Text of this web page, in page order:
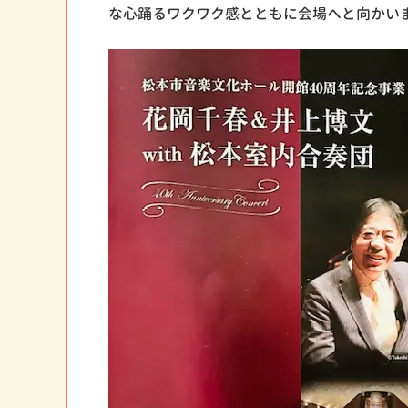
な心踊るワクワク感とともに会場へと向かい